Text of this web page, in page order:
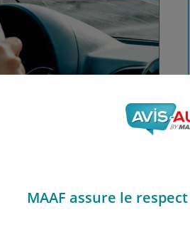
automobile
MAAF assure le